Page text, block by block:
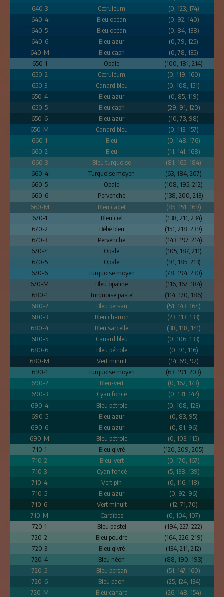
640-3
Cæruléum
(0, 123, 174)
640-4
Bleu océan
(0, 92, 140)
640-5
Bleu océan
(0, 84, 138)
640-6
Bleu azur
(0, 79, 125)
640-M
Bleu capri
(0, 78, 135)
650-1
Opale
(100, 181, 214)
650-2
Cæruléum
(0, 119, 160)
650-3
Canard bleu
(0, 108, 151)
650-4
Bleu azur
(0, 85, 119)
650-5
Bleu capri
(29, 91, 120)
650-6
Bleu azur
(10, 73, 98)
650-M
Canard bleu
(0, 113, 157)
660-1
Bleu
(0, 148, 176)
660-2
Bleu
(11, 141, 168)
660-3
Bleu turquoise
(81, 165, 184)
660-4
Turquoise moyen
(63, 184, 207)
660-5
Opale
(108, 195, 212)
660-6
Pervenche
(138, 200, 213)
660-M
Bleu cadet
(85, 151, 169)
670-1
Bleu ciel
(138, 211, 234)
670-2
Bébé bleu
(151, 218, 239)
670-3
Pervenche
(143, 197, 214)
670-4
Opale
(105, 187, 211)
670-5
Opale
(91, 185, 213)
670-6
Turquoise moyen
(78, 194, 230)
670-M
Bleu opaline
(116, 167, 184)
680-1
Turquoise pastel
(114, 170, 186)
680-2
Bleu persan
(51, 143, 164)
680-3
Bleu charron
(23, 113, 133)
680-4
Bleu sarcelle
(38, 118, 141)
680-5
Canard bleu
(0, 106, 133)
680-6
Bleu pétrole
(0, 91, 116)
680-M
Vert minuit
(14, 69, 92)
690-1
Turquoise moyen
(63, 191, 203)
690-2
Bleu-vert
(0, 162, 173)
690-3
Cyan foncé
(0, 131, 142)
690-4
Bleu pétrole
(0, 108, 123)
690-5
Bleu azur
(0, 83, 95)
690-6
Bleu azur
(0, 81, 96)
690-M
Bleu pétrole
(0, 103, 115)
710-1
Bleu givré
(120, 209, 205)
710-2
Bleu-vert
(0, 170, 167)
710-3
Cyan foncé
(5, 138, 139)
710-4
Vert pin
(0, 116, 118)
710-5
Bleu azur
(0, 92, 96)
710-6
Vert minuit
(12, 71, 70)
710-M
Caraïbes
(0, 104, 107)
720-1
Bleu pastel
(194, 227, 222)
720-2
Bleu poudre
(164, 226, 219)
720-3
Bleu givré
(134, 211, 212)
720-4
Bleu néon
(88, 190, 193)
720-5
Bleu persan
(51, 147, 160)
720-6
Bleu paon
(25, 124, 134)
720-M
Bleu canard
(26, 148, 154)